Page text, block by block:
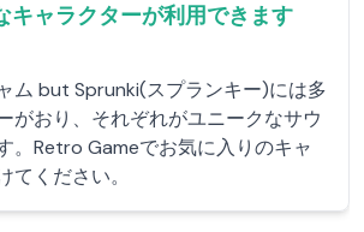
キャラクターが利用できます
ム but Sprunki(スプランキー)には多
がおり、それぞれがユニークなサウ
。Retro Gameでお気に入りのキャ
てください。